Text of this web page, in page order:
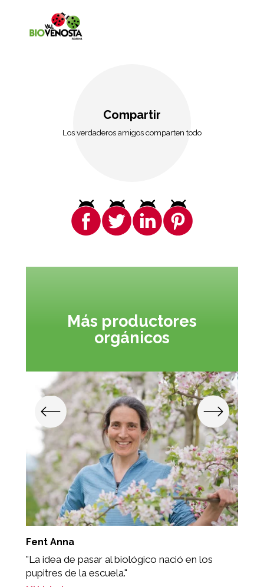
Compartir
Los verdaderos amigos comparten todo
Más productores
orgánicos
Fent Anna
"La idea de pasar al biológico nació en los
pupitres de la escuela."